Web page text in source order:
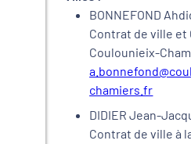
BONNEFOND
Contrat de ville et
Coulounieix-
chamiers.fr
DIDIER Jean-
Contrat de ville à